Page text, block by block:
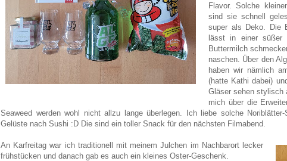
Flavor. Solche
sind sie schnell
super als Deko. Die
lässt in einer süßer
Buttermilch
naschen. Über den
haben wir nämlich
(hatte Kathi dabei)
Gläser sehen stylisch
mich über die
Seaweed werden wohl nicht allzu lange überlegen. Ich liebe solche
Gelüste nach Sushi :D Die sind ein toller Snack für den nächsten Filmabend.
An Karfreitag war ich traditionell mit meinem Julchen im Nachbarort lecker
frühstücken und danach gab es auch ein kleines Oster-Geschenk.